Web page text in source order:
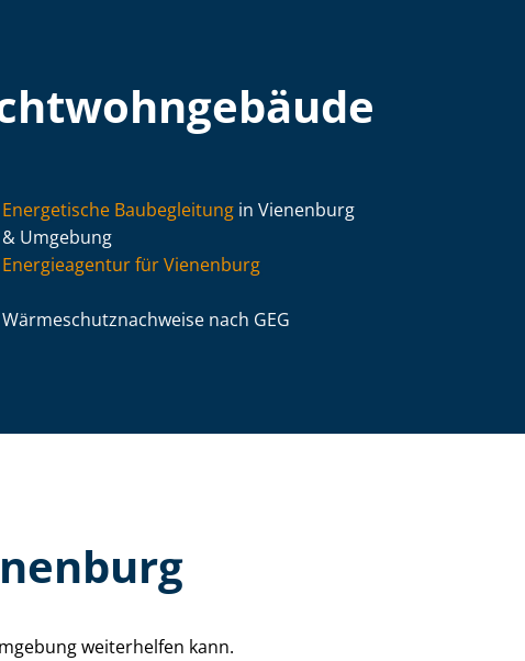
Energetische Baubegleitung in Vienenburg
& Umgebung
Energieagentur für Vienenburg
Wär­me­schutz­nach­wei­se nach GEG
weiterhelfen kann.